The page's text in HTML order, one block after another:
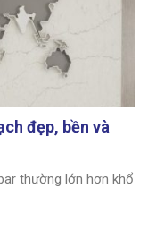
đẹp, bền và
thường lớn hơn khổ